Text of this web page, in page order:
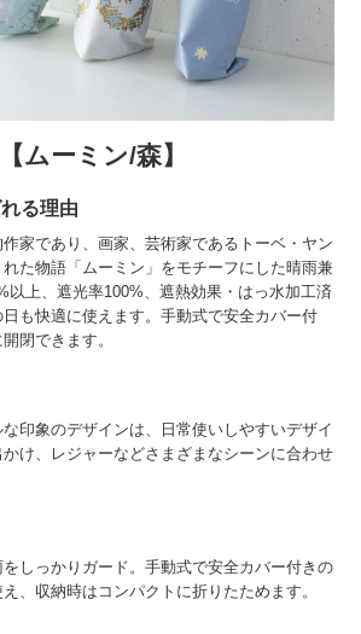
ムーミン/森】
る理由
家であり、画家、芸術家であるトーベ・ヤン
た物語「ムーミン」をモチーフにした晴雨兼
以上、遮光率100%、遮熱効果・はっ水加工済
も快適に使えます。手動式で安全カバー付
閉できます。
印象のデザインは、日常使いしやすいデザイ
け、レジャーなどさまざまなシーンに合わせ
しっかりガード。手動式で安全カバー付きの
、収納時はコンパクトに折りたためます。